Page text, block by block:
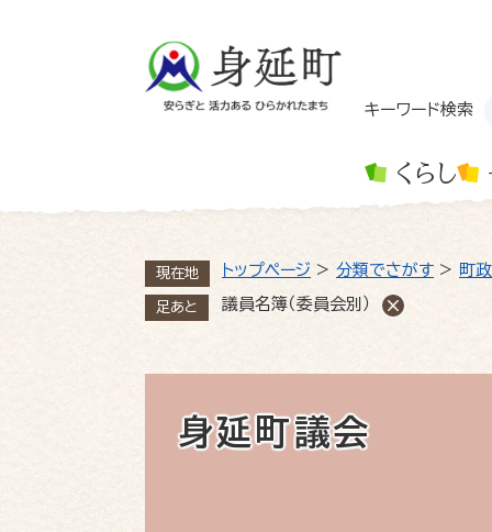
キーワード検索
くらし
現在地 トップページ > 分類でさがす > 町政
足あと 議員名簿（委員会別）
身延町議会